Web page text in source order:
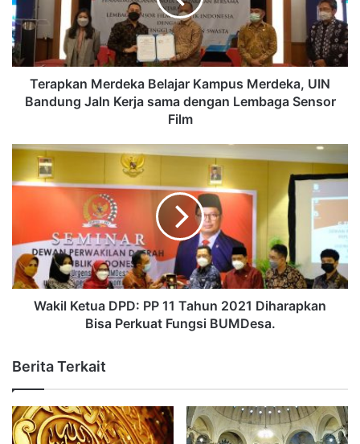
Terapkan Merdeka Belajar Kampus Merdeka, UIN
Bandung Jaln Kerja sama dengan Lembaga Sensor
Film
Wakil Ketua DPD: PP 11 Tahun 2021 Diharapkan
Bisa Perkuat Fungsi BUMDesa.
Berita Terkait